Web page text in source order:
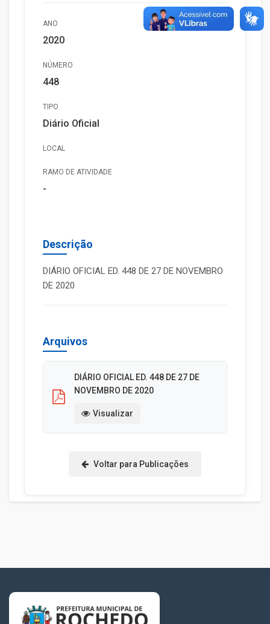
ANO
2020
NÚMERO
448
TIPO
Diário Oficial
LOCAL
RAMO DE ATIVIDADE
-
Descrição
DIÁRIO OFICIAL ED. 448 DE 27 DE NOVEMBRO
DE 2020
Arquivos
DIÁRIO OFICIAL ED. 448 DE 27 DE
NOVEMBRO DE 2020
Visualizar
Voltar para Publicações